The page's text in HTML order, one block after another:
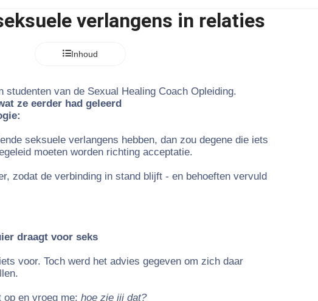
verlangens in relaties
Inhoud
studenten van de Sexual Healing Coach Opleiding.
ze eerder had geleerd
seksuele verlangens hebben, dan zou degene die iets
moeten worden richting acceptatie.
zodat de verbinding in stand blijft - en behoeften vervuld
draagt voor seks
voor. Toch werd het advies gegeven om zich daar
op en vroeg me: hoe zie jij dat?